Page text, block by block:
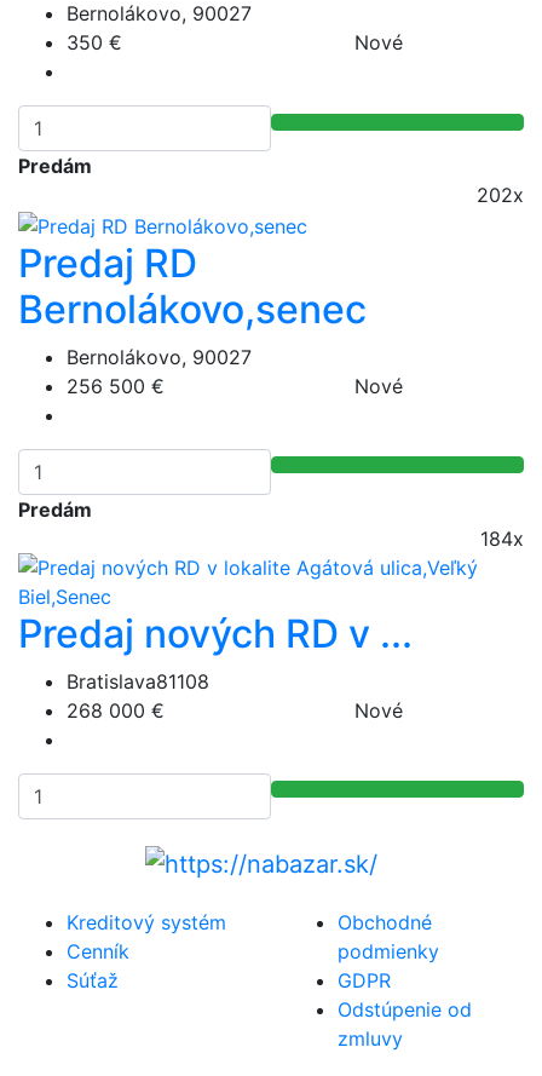
Bernolákovo, 90027
350 €
Nové
Predám
202x
Predaj RD
Bernolákovo,senec
Bernolákovo, 90027
256 500 €
Nové
Predám
184x
Predaj nových RD v ...
Bratislava81108
268 000 €
Nové
Kreditový systém
Cenník
Súťaž
Obchodné
podmienky
GDPR
Odstúpenie od
zmluvy